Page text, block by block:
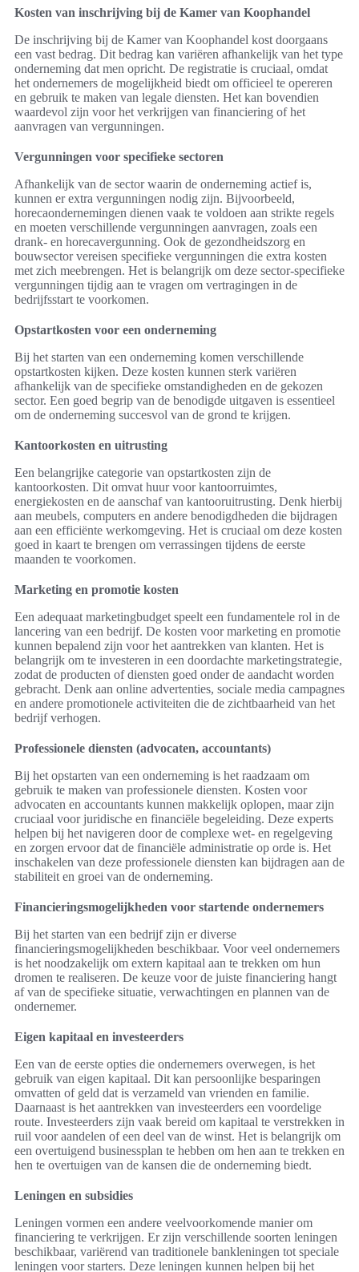
Kosten van inschrijving bij de Kamer van Koophandel
De inschrijving bij de Kamer van Koophandel kost doorgaans
een vast bedrag. Dit bedrag kan variëren afhankelijk van het type
onderneming dat men opricht. De registratie is cruciaal, omdat
het ondernemers de mogelijkheid biedt om officieel te opereren
en gebruik te maken van legale diensten. Het kan bovendien
waardevol zijn voor het verkrijgen van financiering of het
aanvragen van vergunningen.
Vergunningen voor specifieke sectoren
Afhankelijk van de sector waarin de onderneming actief is,
kunnen er extra vergunningen nodig zijn. Bijvoorbeeld,
horecaondernemingen dienen vaak te voldoen aan strikte regels
en moeten verschillende vergunningen aanvragen, zoals een
drank- en horecavergunning. Ook de gezondheidszorg en
bouwsector vereisen specifieke vergunningen die extra kosten
met zich meebrengen. Het is belangrijk om deze sector-specifieke
vergunningen tijdig aan te vragen om vertragingen in de
bedrijfsstart te voorkomen.
Opstartkosten voor een onderneming
Bij het starten van een onderneming komen verschillende
opstartkosten kijken. Deze kosten kunnen sterk variëren
afhankelijk van de specifieke omstandigheden en de gekozen
sector. Een goed begrip van de benodigde uitgaven is essentieel
om de onderneming succesvol van de grond te krijgen.
Kantoorkosten en uitrusting
Een belangrijke categorie van opstartkosten zijn de
kantoorkosten. Dit omvat huur voor kantoorruimtes,
energiekosten en de aanschaf van kantooruitrusting. Denk hierbij
aan meubels, computers en andere benodigdheden die bijdragen
aan een efficiënte werkomgeving. Het is cruciaal om deze kosten
goed in kaart te brengen om verrassingen tijdens de eerste
maanden te voorkomen.
Marketing en promotie kosten
Een adequaat marketingbudget speelt een fundamentele rol in de
lancering van een bedrijf. De kosten voor marketing en promotie
kunnen bepalend zijn voor het aantrekken van klanten. Het is
belangrijk om te investeren in een doordachte marketingstrategie,
zodat de producten of diensten goed onder de aandacht worden
gebracht. Denk aan online advertenties, sociale media campagnes
en andere promotionele activiteiten die de zichtbaarheid van het
bedrijf verhogen.
Professionele diensten (advocaten, accountants)
Bij het opstarten van een onderneming is het raadzaam om
gebruik te maken van professionele diensten. Kosten voor
advocaten en accountants kunnen makkelijk oplopen, maar zijn
cruciaal voor juridische en financiële begeleiding. Deze experts
helpen bij het navigeren door de complexe wet- en regelgeving
en zorgen ervoor dat de financiële administratie op orde is. Het
inschakelen van deze professionele diensten kan bijdragen aan de
stabiliteit en groei van de onderneming.
Financieringsmogelijkheden voor startende ondernemers
Bij het starten van een bedrijf zijn er diverse
financieringsmogelijkheden beschikbaar. Voor veel ondernemers
is het noodzakelijk om extern kapitaal aan te trekken om hun
dromen te realiseren. De keuze voor de juiste financiering hangt
af van de specifieke situatie, verwachtingen en plannen van de
ondernemer.
Eigen kapitaal en investeerders
Een van de eerste opties die ondernemers overwegen, is het
gebruik van eigen kapitaal. Dit kan persoonlijke besparingen
omvatten of geld dat is verzameld van vrienden en familie.
Daarnaast is het aantrekken van investeerders een voordelige
route. Investeerders zijn vaak bereid om kapitaal te verstrekken in
ruil voor aandelen of een deel van de winst. Het is belangrijk om
een overtuigend businessplan te hebben om hen aan te trekken en
hen te overtuigen van de kansen die de onderneming biedt.
Leningen en subsidies
Leningen vormen een andere veelvoorkomende manier om
financiering te verkrijgen. Er zijn verschillende soorten leningen
beschikbaar, variërend van traditionele bankleningen tot speciale
leningen voor starters. Deze leningen kunnen helpen bij het